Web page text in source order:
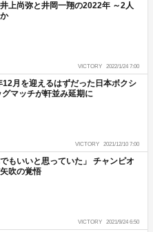
上尚弥と井岡一翔の2022年 ～2人
VICTORY 2022/1/24 7:00
月を迎えるはずだった日本ボクシ
マッチが軒並み延期に
VICTORY 2021/12/10 7:00
でもいいと思っていた」 チャンピオ
吹の覚悟
VICTORY 2021/9/24 6:50